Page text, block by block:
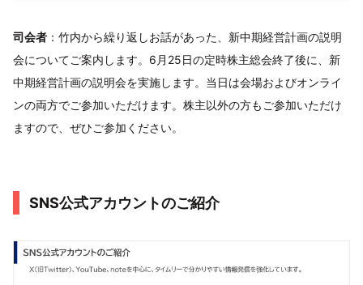
司会者 ：竹内から繰り返しお話があった、新中期経営計画の説明
会についてご案内します。6月25日の定時株主総会終了後に、新
中期経営計画の説明会を実施します。当日は会場およびオンライ
ンの両方でご参加いただけます。株主以外の方もご参加いただけ
ますので、ぜひご参加ください。
SNS公式アカウントのご紹介